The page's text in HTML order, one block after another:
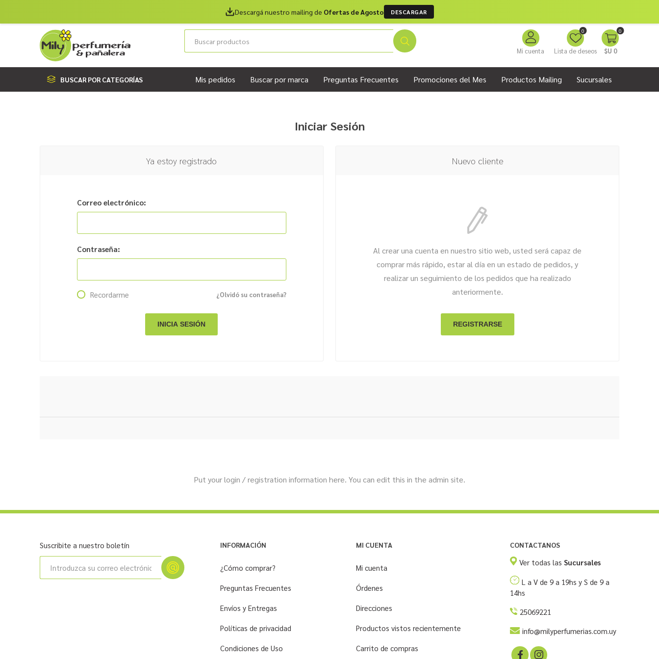
Descargá nuestro mailing de Ofertas de Agosto DESCARGAR
Mi cuenta Lista de deseos
0 0
$U 0
BUSCAR POR CATEGORÍAS Mis pedidos Buscar por marca Preguntas Frecuentes Promociones del Mes Productos Mailing Sucursales
Iniciar Sesión
Nuevo cliente
Al crear una cuenta en nuestro sitio web, usted será capaz de
comprar más rápido, estar al día en un estado de pedidos, y
realizar un seguimiento de los pedidos que ha realizado
anteriormente.
Ya estoy registrado
Correo electrónico:
Contraseña:
¿Olvidó su contraseña?
Recordarme
Put your login / registration information here. You can edit this in the admin site.
Suscribite a nuestro boletín INFORMACIÓN
¿Cómo comprar?
Preguntas Frecuentes
Envíos y Entregas
Políticas de privacidad
Condiciones de Uso
MI CUENTA
Mi cuenta
Órdenes
Direcciones
Productos vistos recientemente
Carrito de compras
CONTACTANOS
Ver todas las Sucursales
L a V de 9 a 19hs y S de 9 a
14hs
25069221
info@milyperfumerias.com.uy